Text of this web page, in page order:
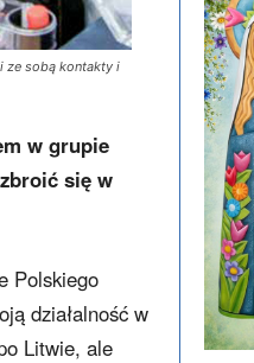
ze sobą kontakty i
w grupie
się w
Polskiego
działalność w
Litwie, ale